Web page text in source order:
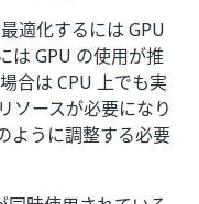
適化するには GPU
は GPU の使用が推
合は CPU 上でも実
ソースが必要になり
ように調整する必要